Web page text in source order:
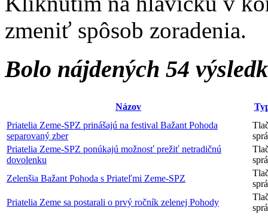
zmeniť spôsob zoradenia.
Bolo nájdených 54
Názov
Priatelia Zeme-SPZ prinášajú na festival Bažant Pohoda
separovaný zber
Priatelia Zeme-SPZ ponúkajú možnosť prežiť netradičnú
dovolenku
Zelenšia Bažant Pohoda s Priateľmi Zeme-SPZ
Priatelia Zeme sa postarali o prvý ročník zelenej Pohody